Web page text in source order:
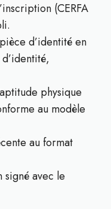
(CERFA
d’identité en
physique
au modèle
au format
avec le